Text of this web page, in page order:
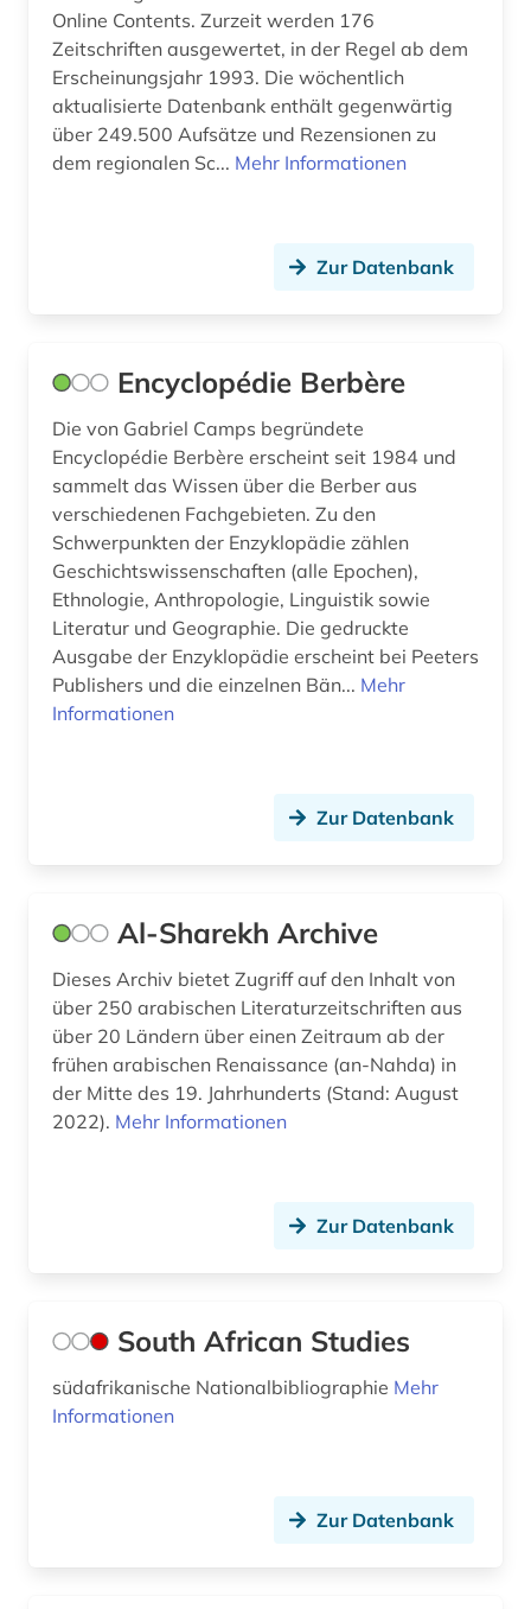
kenia (2)
klassische philologie (1)
klassisches arabisch (1)
kultur (2)
kulturanthropologie (1)
kulturerbe (2)
kulturgeschichte (1)
kulturwissenschaften (1)
kunst (3)
kunstgeschichte (1)
lempicka (1)
lesotho (1)
lexikon (1)
libyen (1)
lieferbares buch (1)
literatur <afrika> (1)
lyrik (1)
maritime wirtschaft (1)
Online Contents. Zurzeit werden 176
Zeitschriften ausgewertet, in der Regel ab dem
Erscheinungsjahr 1993. Die wöchentlich
aktualisierte Datenbank enthält gegenwärtig
über 249.500 Aufsätze und Rezensionen zu
dem regionalen Sc... Mehr Informationen
Zur Datenbank
Encyclopédie Berbère
Die von Gabriel Camps begründete
Encyclopédie Berbère erscheint seit 1984 und
sammelt das Wissen über die Berber aus
verschiedenen Fachgebieten. Zu den
Schwerpunkten der Enzyklopädie zählen
Geschichtswissenschaften (alle Epochen),
Ethnologie, Anthropologie, Linguistik sowie
Literatur und Geographie. Die gedruckte
Ausgabe der Enzyklopädie erscheint bei Peeters
Publishers und die einzelnen Bän... Mehr
Informationen
Zur Datenbank
Al-Sharekh Archive
Dieses Archiv bietet Zugriff auf den Inhalt von
über 250 arabischen Literaturzeitschriften aus
über 20 Ländern über einen Zeitraum ab der
frühen arabischen Renaissance (an-Nahda) in
der Mitte des 19. Jahrhunderts (Stand: August
2022). Mehr Informationen
Zur Datenbank
South African Studies
südafrikanische Nationalbibliographie Mehr
Informationen
Zur Datenbank